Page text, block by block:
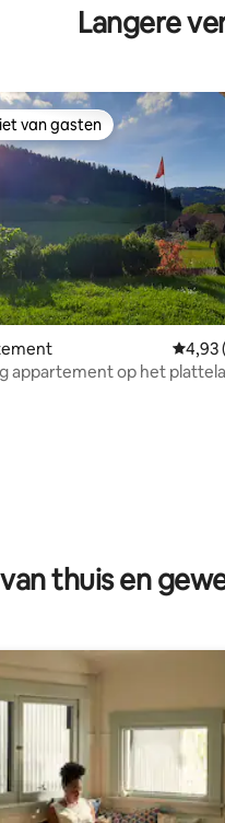
Langere
van 4,89 op 5, 139
van gasten
van gasten
4,93
appartement op het
thuis en